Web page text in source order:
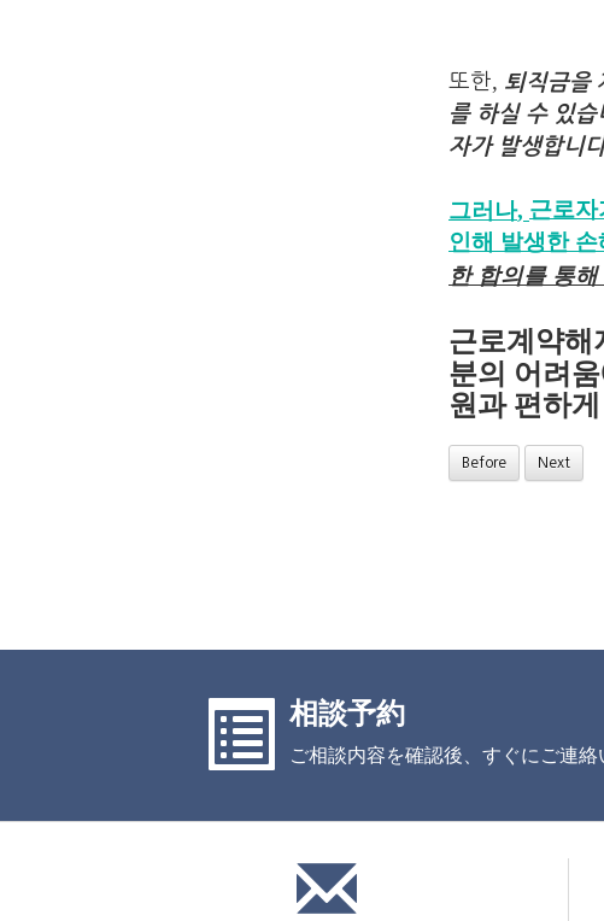
또한, 퇴직금을
를 하실 수 있습
자가 발생합니
그러나, 근로자
인해 발생한
한 합의를 통
근로계약해
분의 어려
원과 편하
Before Next
相談予約
ご相談内容を確認後、すぐにご連絡